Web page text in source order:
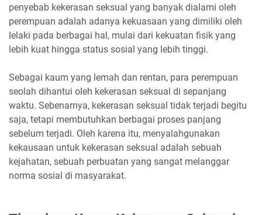
penyebab kekerasan seksual yang banyak dialami oleh
perempuan adalah adanya kekuasaan yang dimiliki oleh
lelaki pada berbagai hal, mulai dari kekuatan fisik yang
lebih kuat hingga status sosial yang lebih tinggi.
Sebagai kaum yang lemah dan rentan, para perempuan
seolah dihantui oleh kekerasan seksual di sepanjang
waktu. Sebenarnya, kekerasan seksual tidak terjadi begitu
saja, tetapi membutuhkan berbagai proses panjang
sebelum terjadi. Oleh karena itu, menyalahgunakan
kekausaan untuk kekerasan seksual adalah sebuah
kejahatan, sebuah perbuatan yang sangat melanggar
norma sosial di masyarakat.